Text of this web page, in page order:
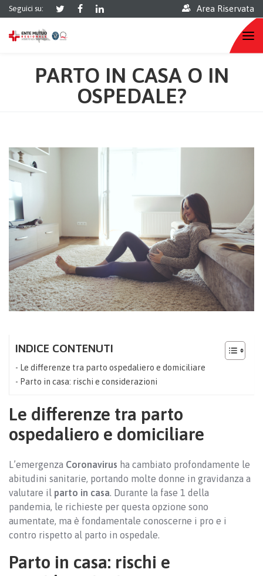
Seguici su: Area Riservata
PARTO IN CASA O IN
OSPEDALE?
INDICE CONTENUTI
Le differenze tra parto ospedaliero e domiciliare
Parto in casa: rischi e considerazioni
Le differenze tra parto
ospedaliero e domiciliare
L’emergenza Coronavirus ha cambiato profondamente le
abitudini sanitarie, portando molte donne in gravidanza a
valutare il parto in casa. Durante la fase 1 della
pandemia, le richieste per questa opzione sono
aumentate, ma è fondamentale conoscerne i pro e i
contro rispetto al parto in ospedale.
Parto in casa: rischi e